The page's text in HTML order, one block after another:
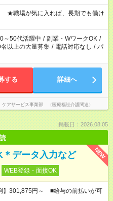
できません ※法令に基づき、週20時
入対象となります ※労働者派遣法
より、短時間・短期間の就業はご
★職場が気に入れば、長期でも働け
～50代活躍中 / 副業・WワークOK /
名以上の大量募集 / 電話対応なし / パ
する 詳細へ
アサービス事業部 （医療福祉介護関連）
掲載日：2026.08.05
NEW
データ入力など
WEB登録・面接OK
301,875円～ ■給与の前払いが可